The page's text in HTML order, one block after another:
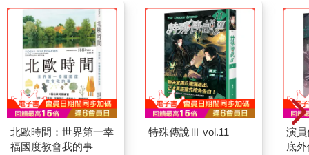
‧泥丸玄華，保精長存‧
前面既然說是「微祝」，大家就知道是準備召喚身神了呀，在道
門宇宙中認為「身中諸內境，三萬六千神」，亦即所有身上的部
位都有內建的神祇，而這些身神又可以與天神相對應，因此在當
年的上清派就有大量修煉身神的法門喔，由於體系太龐大，這邊
先稍微知道一下就好。回到召喚身神，這裡要召喚的是哪位身神
呢？
「腦神」與「髮神」。腦神精根字泥丸，在此以泥丸稱之；髮神
北歐時間：世界第一幸
福國度教會我的事
特殊傳說Ⅲ vol.11
演
底